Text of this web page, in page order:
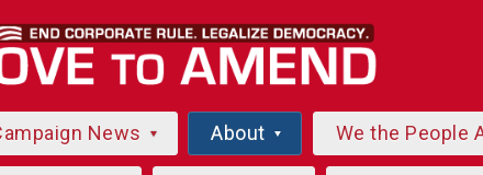
News About We the People